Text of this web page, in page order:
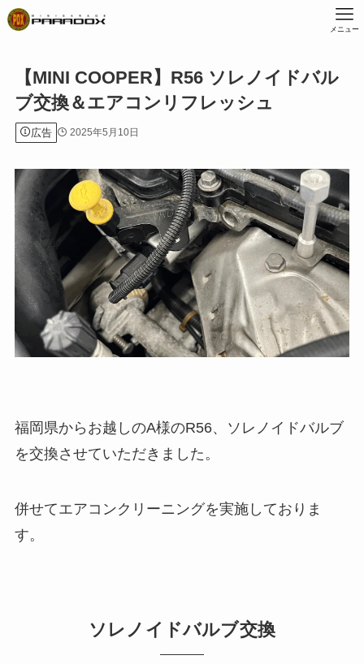
メニュー
【MINI COOPER】R56 ソレノイドバル
ブ交換＆エアコンリフレッシュ
広告 2025年5月10日
福岡県からお越しのA様のR56、ソレノイドバルブ
を交換させていただきました。
併せてエアコンクリーニングを実施しておりま
す。
ソレノイドバルブ交換